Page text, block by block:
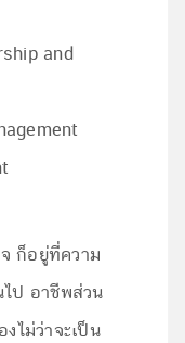
and
ก็อยู่ที่ความ
ไป อาชีพส่วน
ไม่ว่าจะเป็น